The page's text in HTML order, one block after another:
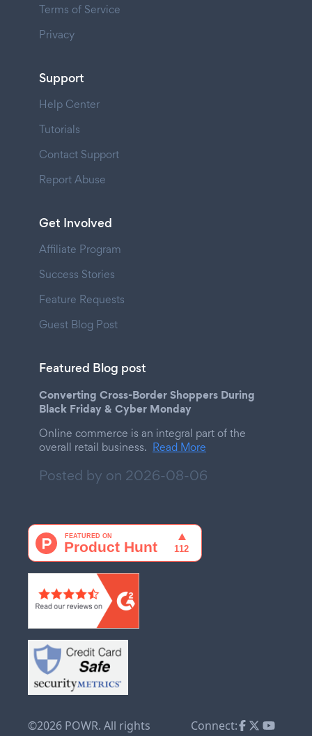
Terms of Service
Privacy
Support
Help Center
Tutorials
Contact Support
Report Abuse
Get Involved
Affiliate Program
Success Stories
Feature Requests
Guest Blog Post
Featured Blog post
Converting Cross-Border Shoppers During
Black Friday & Cyber Monday
Online commerce is an integral part of the
overall retail business. Read More
Posted by on 2026-08-06
©2026 POWR. All rights
Connect: